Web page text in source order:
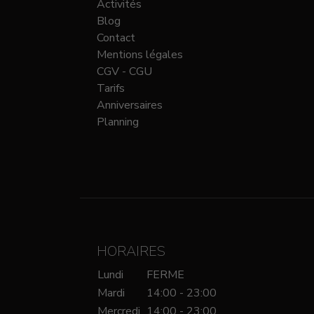
Activités
Blog
Contact
Mentions légales
CGV - CGU
Tarifs
Anniversaires
Planning
HORAIRES
Lundi
FERME
Mardi
14:00 - 23:00